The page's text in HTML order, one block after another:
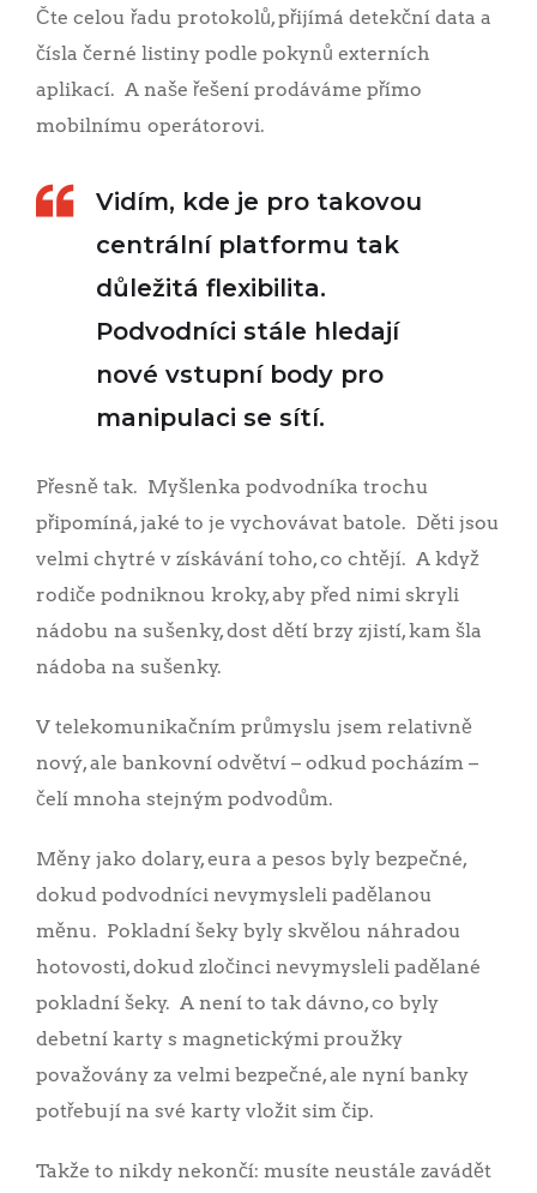
Čte celou řadu protokolů, přijímá detekční data a
čísla černé listiny podle pokynů externích
aplikací. A naše řešení prodáváme přímo
mobilnímu operátorovi.
Vidím, kde je pro takovou
centrální platformu tak
důležitá flexibilita.
Podvodníci stále hledají
nové vstupní body pro
manipulaci se sítí.
Přesně tak. Myšlenka podvodníka trochu
připomíná, jaké to je vychovávat batole. Děti jsou
velmi chytré v získávání toho, co chtějí. A když
rodiče podniknou kroky, aby před nimi skryli
nádobu na sušenky, dost dětí brzy zjistí, kam šla
nádoba na sušenky.
V telekomunikačním průmyslu jsem relativně
nový, ale bankovní odvětví – odkud pocházím –
čelí mnoha stejným podvodům.
Měny jako dolary, eura a pesos byly bezpečné,
dokud podvodníci nevymysleli padělanou
měnu. Pokladní šeky byly skvělou náhradou
hotovosti, dokud zločinci nevymysleli padělané
pokladní šeky. A není to tak dávno, co byly
debetní karty s magnetickými proužky
považovány za velmi bezpečné, ale nyní banky
potřebují na své karty vložit sim čip.
Takže to nikdy nekončí: musíte neustále zavádět